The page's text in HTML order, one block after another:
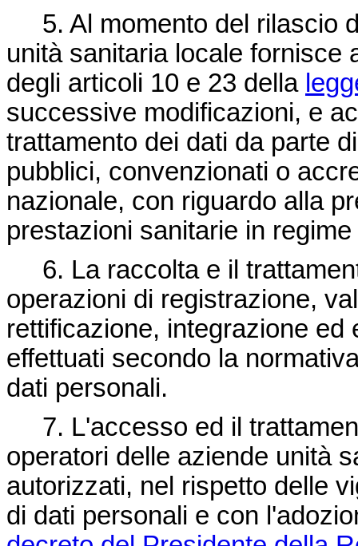
5. Al momento del rilascio
unità sanitaria locale fornisce
degli articoli 10 e 23 della
successive modificazioni, e
trattamento dei dati da parte
pubblici, convenzionati o
nazionale, con riguardo alla
prestazioni sanitarie in
6. La raccolta e il
operazioni di registrazione,
rettificazione, integrazione
effettuati secondo la
dati personali.
7. L'accesso ed il
operatori delle aziende unità
autorizzati, nel rispetto delle
di dati personali e con